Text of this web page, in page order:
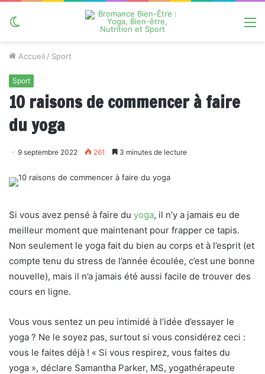
Accueil / Sport
Sport
10 raisons de commencer à faire
du yoga
9 septembre 2022 261 3 minutes de lecture
Si vous avez pensé à faire du yoga, il n’y a jamais eu de
meilleur moment que maintenant pour frapper ce tapis.
Non seulement le yoga fait du bien au corps et à l’esprit (et
compte tenu du stress de l’année écoulée, c’est une bonne
nouvelle), mais il n’a jamais été aussi facile de trouver des
cours en ligne.
Vous vous sentez un peu intimidé à l’idée d’essayer le
yoga ? Ne le soyez pas, surtout si vous considérez ceci :
vous le faites déjà ! « Si vous respirez, vous faites du
yoga », déclare Samantha Parker, MS, yogathérapeute